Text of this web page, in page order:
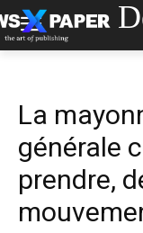
La
générale
prendre,